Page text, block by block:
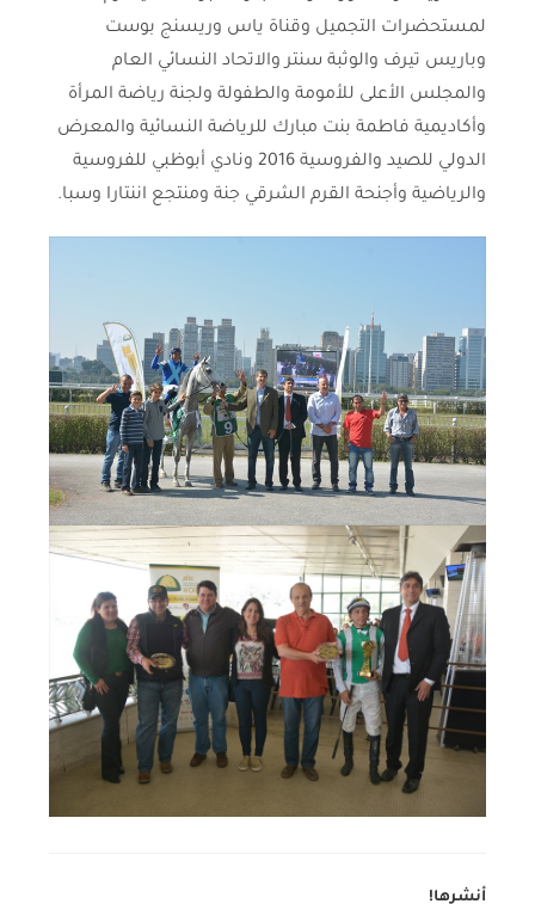
لمستحضرات التجميل وقناة ياس وريسنج بوست
وباريس تيرف والوثبة سنتر والاتحاد النسائي العام
والمجلس الأعلى للأمومة والطفولة ولجنة رياضة المرأة
وأكاديمية فاطمة بنت مبارك للرياضة النسائية والمعرض
الدولي للصيد والفروسية 2016 ونادي أبوظبي للفروسية
والرياضية وأجنحة القرم الشرقي جنة ومنتجع اننتارا وسبا.
أنشرها!